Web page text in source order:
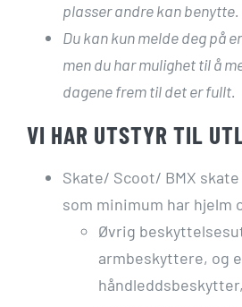
plasser andre kan benytte.
Du kan kun melde deg på
men du har mulighet til å
dagene frem til det er fullt.
VI HAR UTSTYR TIL
Skate/ Scoot/ BMX
som minimum har hjelm
Øvrig
armbeskyttere, og